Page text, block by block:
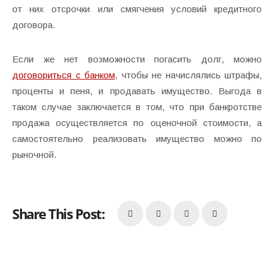
от них отсрочки или смягчения условий кредитного
договора.
Если же нет возможности погасить долг, можно
договориться с банком, чтобы не начислялись штрафы,
проценты и пеня, и продавать имущество. Выгода в
таком случае заключается в том, что при банкротстве
продажа осуществляется по оценочной стоимости, а
самостоятельно реализовать имущество можно по
рыночной.
Share This Post: